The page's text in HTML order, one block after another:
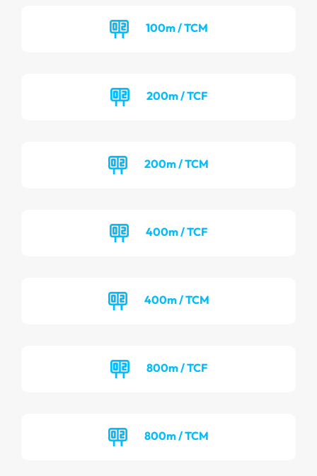
100m / TCM
200m / TCF
200m / TCM
400m / TCF
400m / TCM
800m / TCF
800m / TCM